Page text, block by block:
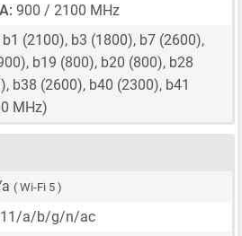
900 / 2100 MHz
b1 (2100), b3 (1800), b7 (2600),
b19 (800), b20 (800), b28
b38 (2600), b40 (2300), b41
MHz)
( Wi-Fi 5 )
a/b/g/n/ac